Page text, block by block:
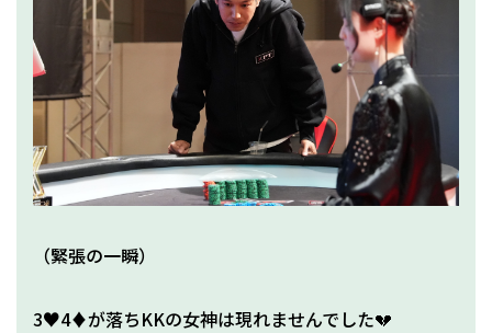
（緊張の一瞬）
3♥4♦が落ちKKの女神は現れませんでした💔